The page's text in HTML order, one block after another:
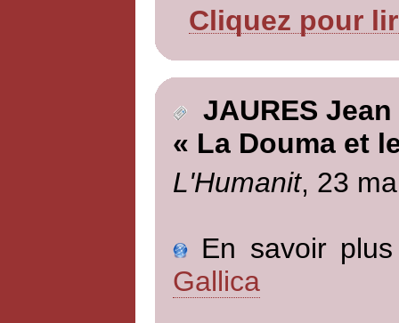
Cliquez pour
JAURES Jean
« La Douma et
L'Humanit, 23
En savoir
Gallica